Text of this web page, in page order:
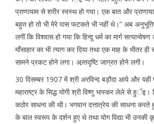
प्राणायाम से शरीर स्वस्थ हो गया। एक बात और
बहुत हो तो भी मेरे पास फटकते भी नहीं थे।” अब
लगीं कि विश्वास हो गया कि हिन्दू धर्म का मार्ग सत्यान्वेषण
माँसाहार का भी त्याग कर दिया तथा एक माह के भीतर
सामने प्रकट होने लगा। अन्र्तदृष्टि जाग्रत होने लगी।
30 दिसम्बर 1907 में श्री अरविन्द बड़ौदा आये और यही
महाराष्ट्र के सिद्ध योगी श्री विष्णु भास्कर लेले से हुर्इ।
कठोर साधना की थी। भगवान दत्तात्रेय की साधना करते
के बाल स्वरूप के दर्शन हुए थे तथा योग विद्या भी उनकी